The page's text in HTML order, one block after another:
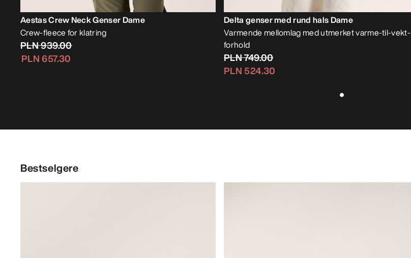
Aestas Crew Neck Genser Dame
Crew-fleece for klatring
PLN 939.00
PLN 657.30
Delta genser med rund hals Dame
Varmende mellomlag med utmerket varme-til-vekt-
forhold
PLN 749.00
PLN 524.30
Bestselgere